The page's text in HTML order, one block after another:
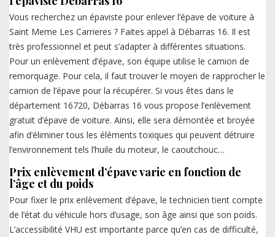
Vous recherchez un épaviste pour enlever l’épave de voiture à
Saint Meme Les Carrieres ? Faites appel à Débarras 16. Il est
très professionnel et peut s’adapter à différentes situations.
Pour un enlèvement d’épave, son équipe utilise le camion de
remorquage. Pour cela, il faut trouver le moyen de rapprocher le
camion de l’épave pour la récupérer. Si vous êtes dans le
département 16720, Débarras 16 vous propose l’enlèvement
gratuit d’épave de voiture. Ainsi, elle sera démontée et broyée
afin d’éliminer tous les éléments toxiques qui peuvent détruire
l’environnement tels l’huile du moteur, le caoutchouc…
Prix enlèvement d’épave varie en fonction de
l’âge et du poids
Pour fixer le prix enlèvement d’épave, le technicien tient compte
de l’état du véhicule hors d’usage, son âge ainsi que son poids.
L’accessibilité VHU est importante parce qu’en cas de difficulté,